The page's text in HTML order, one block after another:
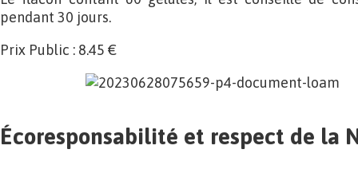
pendant 30 jours.
Prix Public : 8.45 €
Écoresponsabilité et respect de la